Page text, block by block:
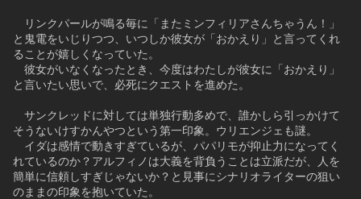
リンクパールが鳴る毎に「またミンフィリアさんちゃうん！」
と鬼電をいじりつつ、いつしか彼女が「おかえり」と言ってくれ
ることが嬉しくなっていた。
彼女がいなくなったとき、今度はわたしが彼女に「おかえり」
と言いたい思いで、必死にクエストを進めた。
サンクレッドに対しては単独行動多めで、誰かしら引っかけて
そうないけすかんやつという第一印象。ウリエンジェも謎。
イダは感情で動きすぎているが、パパリモが抑止力になってく
れているのか？アルフィノは大義を背負うことは立派だが、人を
簡単に信頼しすぎじゃないか？と見事にシナリオライターの狙い
のままの印象を抱いていた。